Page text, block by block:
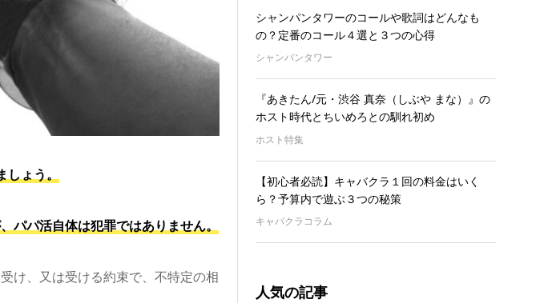
しょう。
パパ活自体は犯罪ではありません。
け、又は受ける約束で、不特定の相
シャンパンタワーのコールや歌詞はどんなも
の？定番のコール４選と３つの心得
シャンパンタワー
『あきたん/元・渋谷 真奈（しぶや まな）』の
ホスト時代とちいめろとの馴れ初め
ホスト特集
【初心者必読】キャバクラ１回の料金はいく
ら？予算内で遊ぶ３つの秘策
キャバクラコラム
人気の記事